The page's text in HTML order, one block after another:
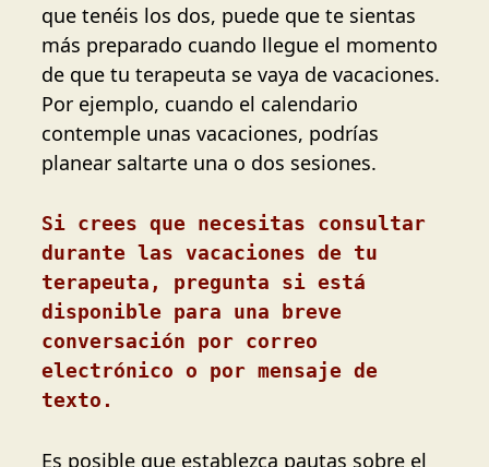
que tenéis los dos, puede que te sientas
más preparado cuando llegue el momento
de que tu terapeuta se vaya de vacaciones.
Por ejemplo, cuando el calendario
contemple unas vacaciones, podrías
planear saltarte una o dos sesiones.
Si crees que necesitas consultar
durante las vacaciones de tu
terapeuta, pregunta si está
disponible para una breve
conversación por correo
electrónico o por mensaje de
texto.
Es posible que establezca pautas sobre el